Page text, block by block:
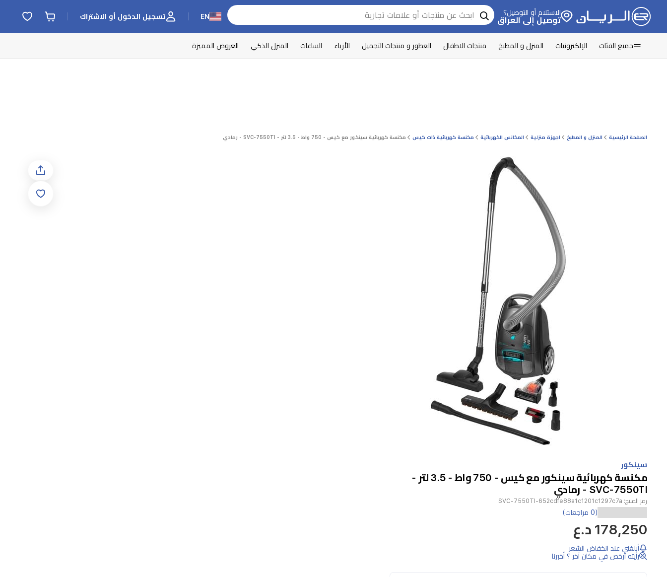
الاستلام أو التوصيل؟
توصيل إلى العراق EN تسجيل الدخول أو الاشتراك
جميع الفئات الإلكترونيات المنزل و المطبخ منتجات الاطفال العطور و منتجات التجميل الأزياء الساعات المنزل الذكي العروض المميزة
الصفحة الرئيسية المنزل و المطبخ اجهزة منزلية المكانس الكهربائية مكنسة كهربائية ذات كيس مكنسة كهربائية سينكور مع كيس - 750 واط - 3.5 لتر - SVC-7550TI - رمادي
1
1
سينكور
مكنسة كهربائية سينكور مع كيس - 750 واط - 3.5 لتر -
SVC-7550TI - رمادي
رمز المنتج: SVC-7550TI-652cdfe88a1c1201c1297c7a
مكنسة
سينكور
SVC-
7550TI
(0 مراجعات)
178,250 د.ع
أبلغني عند انخفاض السّعر
رأيته أرخص في مكان آخر ؟ أخبرنا